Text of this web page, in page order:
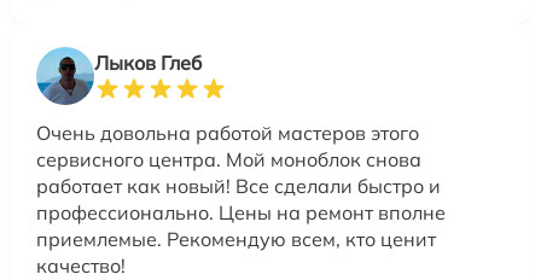
Лыков Глеб
Очень довольна работой мастеров этого
сервисного центра. Мой моноблок снова
работает как новый! Все сделали быстро и
профессионально. Цены на ремонт вполне
приемлемые. Рекомендую всем, кто ценит
качество!